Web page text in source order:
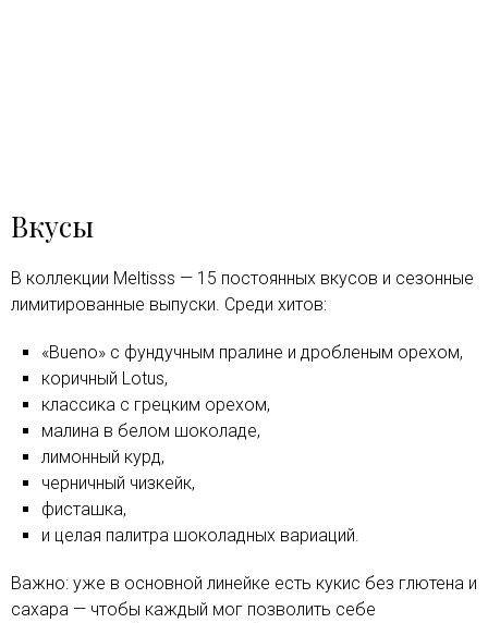
Вкусы
В коллекции Meltisss — 15 постоянных вкусов и сезонные
лимитированные выпуски. Среди хитов:
«Bueno» с фундучным пралине и дробленым орехом,
коричный Lotus,
классика с грецким орехом,
малина в белом шоколаде,
лимонный курд,
черничный чизкейк,
фисташка,
и целая палитра шоколадных вариаций.
Важно: уже в основной линейке есть кукис без глютена и
сахара — чтобы каждый мог позволить себе